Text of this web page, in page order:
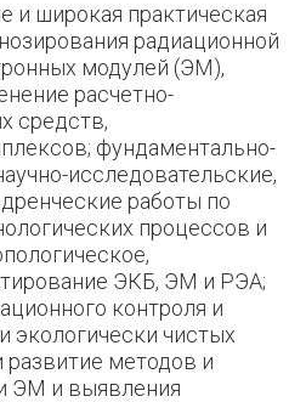
и широкая практическая
радиационной
модулей (ЭМ),
расчетно-
средств,
фундаментально-
исследовательские,
работы по
процессов и
ЭКБ, ЭМ и РЭА;
контроля и
чистых
методов и
ЭМ и выявления